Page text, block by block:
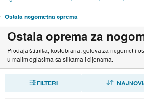
Ostala nogometna oprema
Ostala oprema za
Prodaja štitnika, kostobrana, golova za nogomet i
u malim oglasima sa slikama i cijenama.
FILTERI